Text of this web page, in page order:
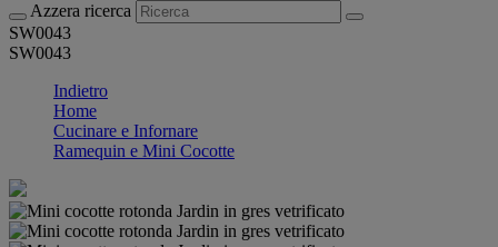
Azzera ricerca
SW0043
SW0043
Indietro
Home
Cucinare e Infornare
Ramequin e Mini Cocotte